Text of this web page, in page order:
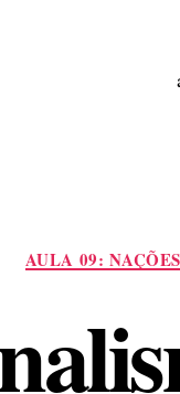
AULA 09: NAÇÕES